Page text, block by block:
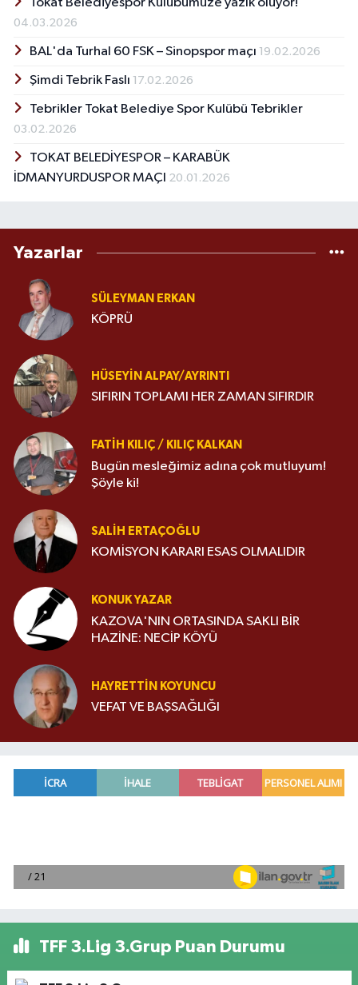
Tokat Belediyespor Kulübümüze yazık oluyor!
04.03.2026
BAL'da Turhal 60 FSK – Sinopspor maçı 19.02.2026
Şimdi Tebrik Faslı 17.02.2026
Tebrikler Tokat Belediye Spor Kulübü Tebrikler
03.02.2026
TOKAT BELEDİYESPOR – KARABÜK
İDMANYURDUSPOR MAÇI 20.01.2026
Yazarlar
SÜLEYMAN ERKAN
KÖPRÜ
HÜSEYIN ALPAY/AYRINTI
SIFIRIN TOPLAMI HER ZAMAN SIFIRDIR
FATIH KILIÇ / KILIÇ KALKAN
Bugün mesleğimiz adına çok mutluyum!
Şöyle ki!
SALIH ERTAÇOĞLU
KOMİSYON KARARI ESAS OLMALIDIR
KONUK YAZAR
KAZOVA'NIN ORTASINDA SAKLI BİR
HAZİNE: NECİP KÖYÜ
HAYRETTIN KOYUNCU
VEFAT VE BAŞSAĞLIĞI
TFF 3.Lig 3.Grup Puan Durumu